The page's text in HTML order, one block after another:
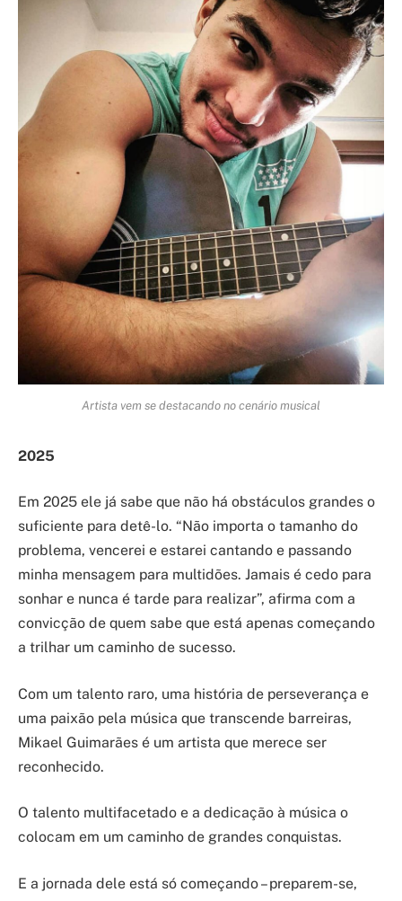
Artista vem se destacando no cenário musical
2025
Em 2025 ele já sabe que não há obstáculos grandes o
suficiente para detê-lo. “Não importa o tamanho do
problema, vencerei e estarei cantando e passando
minha mensagem para multidões. Jamais é cedo para
sonhar e nunca é tarde para realizar”, afirma com a
convicção de quem sabe que está apenas começando
a trilhar um caminho de sucesso.
Com um talento raro, uma história de perseverança e
uma paixão pela música que transcende barreiras,
Mikael Guimarães é um artista que merece ser
reconhecido.
O talento multifacetado e a dedicação à música o
colocam em um caminho de grandes conquistas.
E a jornada dele está só começando – preparem-se,